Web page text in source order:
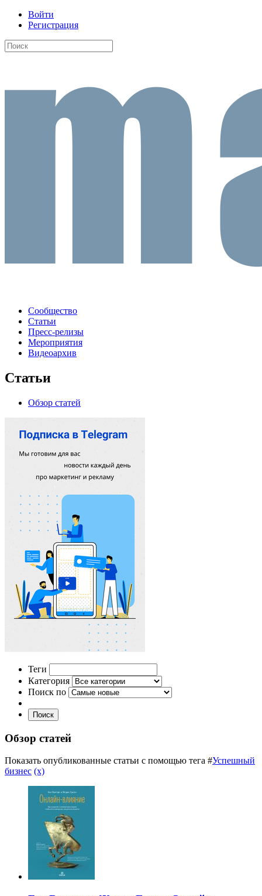
Войти
Регистрация
Сообщество
Статьи
Пресс-релизы
Мероприятия
Видеоархив
Статьи
Обзор статей
Теги
Категория
Поиск по
Поиск
Обзор статей
Показать опубликованные статьи с помощью тега #Успешный
бизнес (x)